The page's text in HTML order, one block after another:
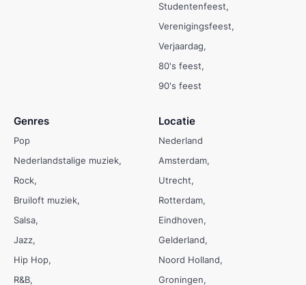
Studentenfeest
Verenigingsfeest
Verjaardag
80's feest
90's feest
Genres
Pop
Nederlandstalige muziek
Rock
Bruiloft muziek
Salsa
Jazz
Hip Hop
R&B
Locatie
Nederland
Amsterdam
Utrecht
Rotterdam
Eindhoven
Gelderland
Noord Holland
Groningen